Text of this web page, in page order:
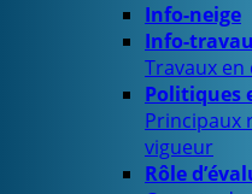
Info-neige
Info-
Travaux
Politiques
Principaux
vigueur
Rôle